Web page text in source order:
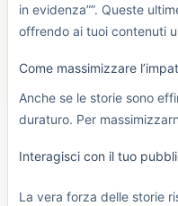
in evidenza””. Queste
offrendo ai tuoi contenuti
Come massimizzare
Anche se le storie sono
duraturo. Per
Interagisci con il tuo
La vera forza delle storie